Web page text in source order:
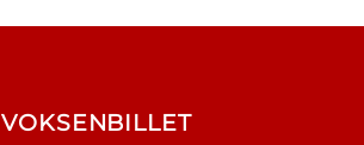
VOKSENBILLET